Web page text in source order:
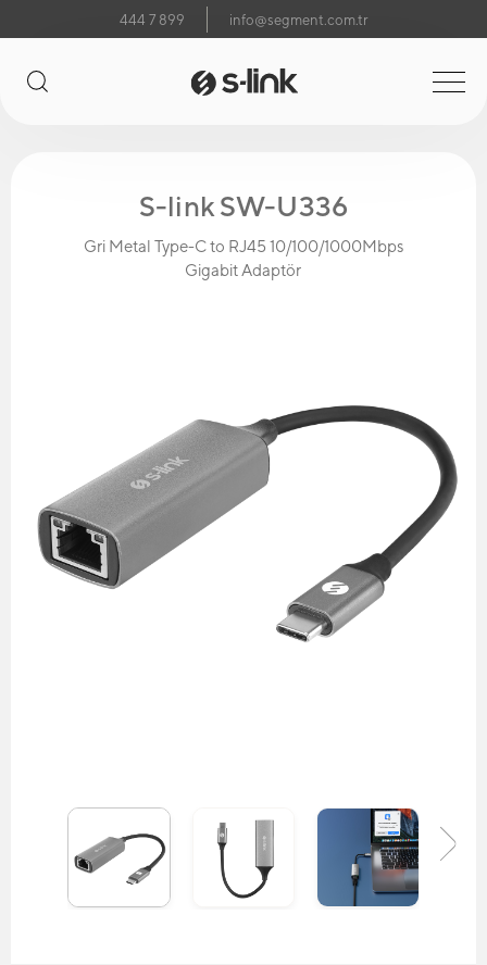
444 7 899 info@segment.com.tr
S-link SW-U336
Gri Metal Type-C to RJ45 10/100/1000Mbps
Gigabit Adaptör